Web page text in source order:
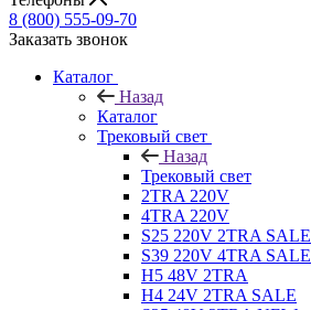
8 (800) 555-09-70
Заказать звонок
Каталог
Назад
Каталог
Трековый свет
Назад
Трековый свет
2TRA 220V
4TRA 220V
S25 220V 2TRA SALE
S39 220V 4TRA SALE
H5 48V 2TRA
H4 24V 2TRA SALE